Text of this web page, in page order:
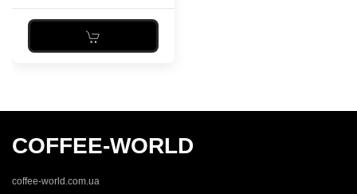
COFFEE-WORLD
coffee-world.com.ua